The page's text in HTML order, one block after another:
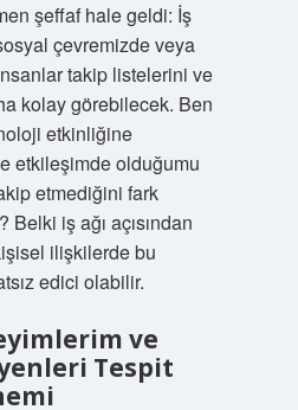
şeffaf hale geldi: İş
çevremizde veya
takip listelerini ve
kolay görebilecek. Ben
etkinliğine
etkileşimde olduğumu
etmediğini fark
iş ağı açısından
ilişkilerde bu
edici olabilir.
ve
Tespit